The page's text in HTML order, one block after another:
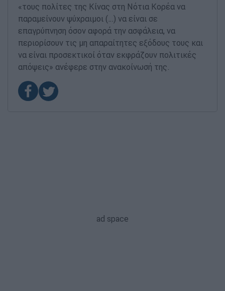
«τους πολίτες της Κίνας στη Νότια Κορέα να
παραμείνουν ψύχραιμοι (…) να είναι σε
επαγρύπνηση όσον αφορά την ασφάλεια, να
περιορίσουν τις μη απαραίτητες εξόδους τους και
να είναι προσεκτικοί όταν εκφράζουν πολιτικές
απόψεις» ανέφερε στην ανακοίνωσή της.